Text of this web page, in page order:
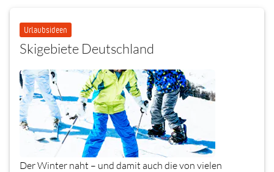
Urlaubsideen
Skigebiete Deutschland
Der Winter naht – und damit auch die von vielen